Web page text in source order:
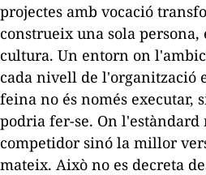
projectes amb vocació
construeix una sola persona,
cultura. Un entorn on
cada nivell de l'organització
feina no és només executar,
podria fer-se. On l'estàndard
competidor sinó la millor
mateix. Això no es decreta